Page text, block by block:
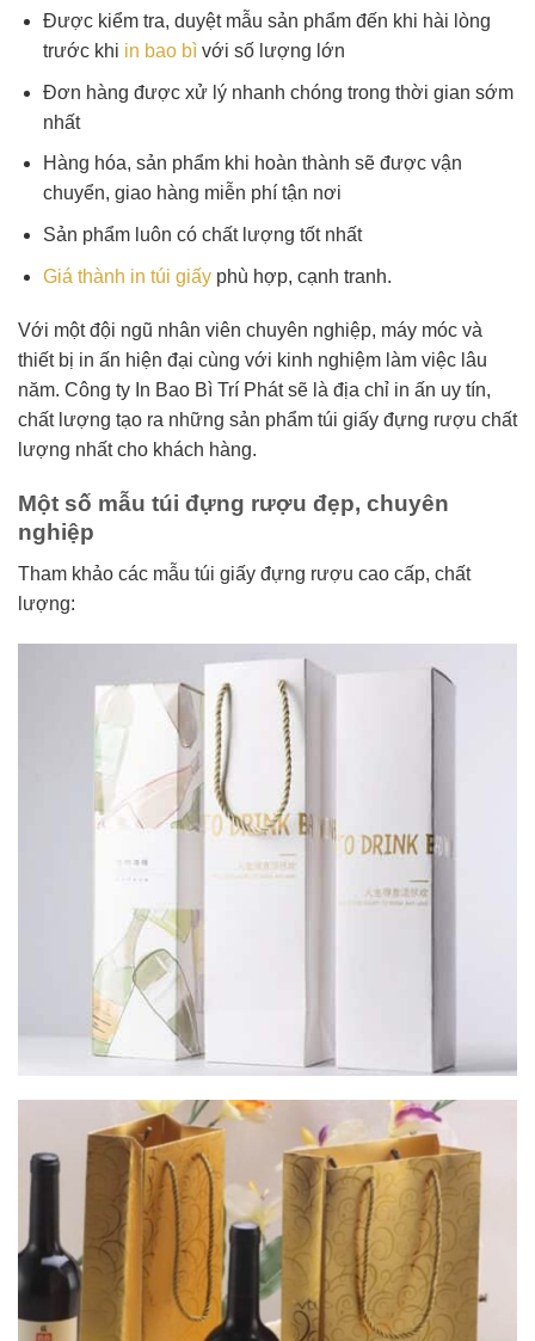
Được kiểm tra, duyệt mẫu sản phẩm đến khi hài lòng
trước khi in bao bìvới số lượng lớn
Đơn hàng được xử lý nhanh chóng trong thời gian sớm
nhất
Hàng hóa, sản phẩm khi hoàn thành sẽ được vận
chuyển, giao hàng miễn phí tận nơi
Sản phẩm luôn có chất lượng tốt nhất
Giá thành in túi giấyphù hợp, cạnh tranh.
Với một đội ngũ nhân viên chuyên nghiệp, máy móc và
thiết bị in ấn hiện đại cùng với kinh nghiệm làm việc lâu
năm. Công ty In Bao Bì Trí Phát sẽ là địa chỉ in ấn uy tín,
chất lượng tạo ra những sản phẩm túi giấy đựng rượu chất
lượng nhất cho khách hàng.
Một số mẫu túi đựng rượu đẹp, chuyên
nghiệp
Tham khảo các mẫu túi giấy đựng rượu cao cấp, chất
lượng: